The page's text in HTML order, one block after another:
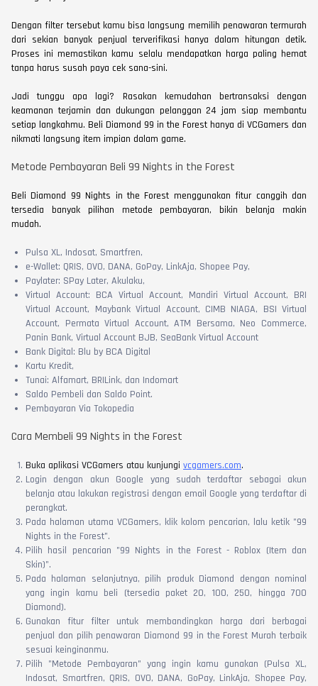
Dengan filter tersebut kamu bisa langsung memilih penawaran termurah
dari sekian banyak penjual terverifikasi hanya dalam hitungan detik.
Proses ini memastikan kamu selalu mendapatkan harga paling hemat
tanpa harus susah paya cek sana-sini.
Jadi tunggu apa lagi? Rasakan kemudahan bertransaksi dengan
keamanan terjamin dan dukungan pelanggan 24 jam siap membantu
setiap langkahmu. Beli Diamond 99 in the Forest hanya di VCGamers dan
nikmati langsung item impian dalam game.
Metode Pembayaran Beli 99 Nights in the Forest
Beli Diamond 99 Nights in the Forest menggunakan fitur canggih dan
tersedia banyak pilihan metode pembayaran, bikin belanja makin
mudah.
Pulsa XL, Indosat, Smartfren,
e-Wallet: QRIS, OVO, DANA, GoPay, LinkAja, Shopee Pay,
Paylater: SPay Later, Akulaku,
Virtual Account: BCA Virtual Account, Mandiri Virtual Account, BRI
Virtual Account, Maybank Virtual Account, CIMB NIAGA, BSI Virtual
Account, Permata Virtual Account, ATM Bersama, Neo Commerce,
Panin Bank, Virtual Account BJB, SeaBank Virtual Account
Bank Digital: Blu by BCA Digital
Kartu Kredit,
Tunai: Alfamart, BRILink, dan Indomart
Saldo Pembeli dan Saldo Point.
Pembayaran Via Tokopedia
Cara Membeli 99 Nights in the Forest
Buka aplikasi VCGamers atau kunjungi vcgamers.com.
Login dengan akun Google yang sudah terdaftar sebagai akun
belanja atau lakukan registrasi dengan email Google yang terdaftar di
perangkat.
Pada halaman utama VCGamers, klik kolom pencarian, lalu ketik "99
Nights in the Forest".
Pilih hasil pencarian "99 Nights in the Forest - Roblox (Item dan
Skin)".
Pada halaman selanjutnya, pilih produk Diamond dengan nominal
yang ingin kamu beli (tersedia paket 20, 100, 250, hingga 700
Diamond).
Gunakan fitur filter untuk membandingkan harga dari berbagai
penjual dan pilih penawaran Diamond 99 in the Forest Murah terbaik
sesuai keinginanmu.
Pilih "Metode Pembayaran" yang ingin kamu gunakan (Pulsa XL,
Indosat, Smartfren, QRIS, OVO, DANA, GoPay, LinkAja, Shopee Pay,